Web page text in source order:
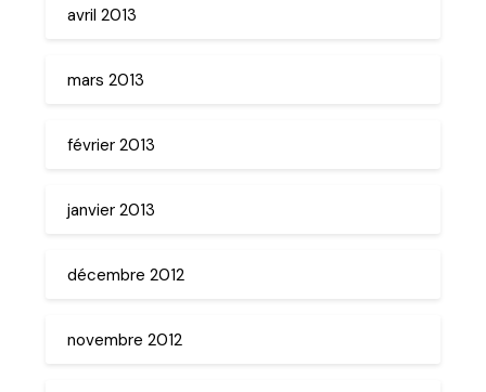
avril 2013
mars 2013
février 2013
janvier 2013
décembre 2012
novembre 2012